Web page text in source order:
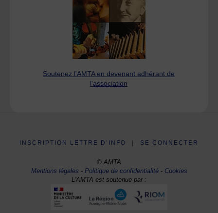
Soutenez l'AMTA en devenant adhérant de
l'association
INSCRIPTION LETTRE D’INFO SE CONNECTER
© AMTA
Mentions légales -Politique de confidentialité- Cookies
L'AMTA est soutenue par :